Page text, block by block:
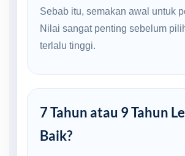
Sebab itu, semakan awal untuk
Nilai sangat penting sebelum
terlalu tinggi.
7 Tahun atau 9 Tahun
Baik?